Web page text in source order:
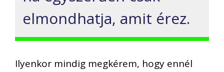
elmondhatja, amit érez.
Ilyenkor mindig megkérem, hogy ennél